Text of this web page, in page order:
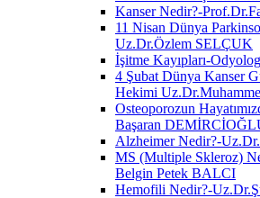
Kanser Nedir?-
11 Nisan Dünya
Uz.Dr.Özlem SELÇUK
İşitme Kayıpları-
4 Şubat Dünya Kanser
Hekimi
Osteoporozun
Başaran
Alzheimer Nedir?-
MS (Multiple Skleroz)
Belgin Petek BALCI
Hemofili Nedir?-